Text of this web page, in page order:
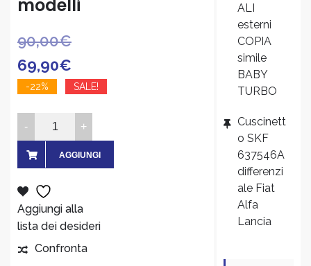
modelli
90,00€Il
originale
era:
90,00€.
69,90€
Il
attuale
è:
69,90€.
-22% SALE!
Coppia
2
Fanali
completi
posteriori
destro
e
sinistro
AGGIUNGI
CARRELLO
Aggiungi alla
lista dei desideri
Confronta
ALI
esterni
COPIA
simile
BABY
TURBO
Cuscinett
o SKF
637546A
differenzi
ale Fiat
Alfa
Lancia